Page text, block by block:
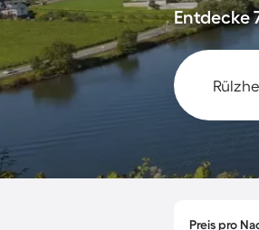
Entdecke
Preis pro